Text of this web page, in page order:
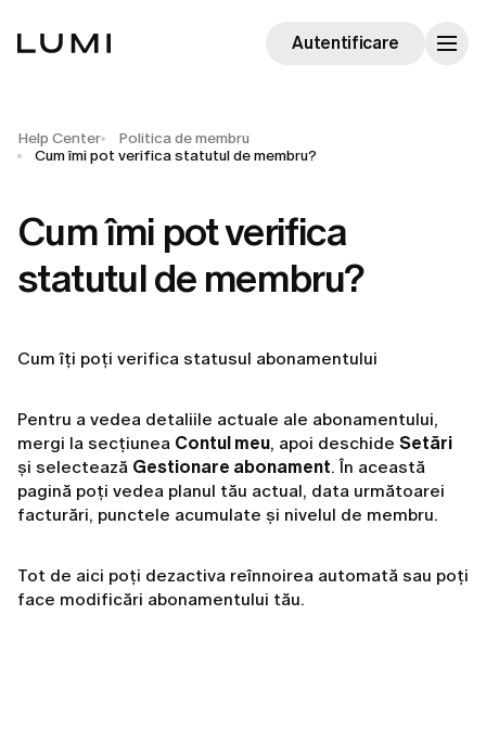
Autentificare
Help Center
Politica de membru
Cum îmi pot verifica statutul de membru?
Cum îmi pot verifica
statutul de membru?
Cum îți poți verifica statusul abonamentului
Pentru a vedea detaliile actuale ale abonamentului,
mergi la secțiunea Contul meu, apoi deschide Setări
și selectează Gestionare abonament. În această
pagină poți vedea planul tău actual, data următoarei
facturări, punctele acumulate și nivelul de membru.
Tot de aici poți dezactiva reînnoirea automată sau poți
face modificări abonamentului tău.